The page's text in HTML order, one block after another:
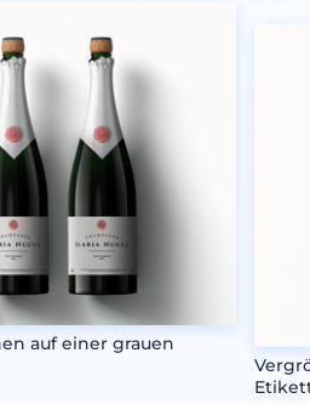
auf einer grauen